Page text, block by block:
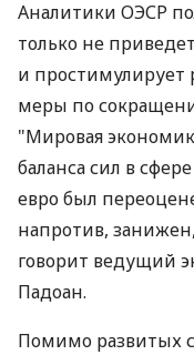
Аналитики ОЭСР
только не
и простимулирует
меры по
"Мировая
баланса сил в
евро был
напротив,
говорит ведущий
Падоан.
Помимо развитых